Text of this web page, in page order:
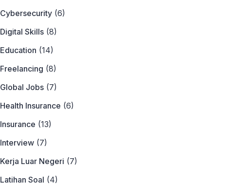
Cybersecurity (6)
Digital Skills (8)
Education (14)
Freelancing (8)
Global Jobs (7)
Health Insurance (6)
Insurance (13)
Interview (7)
Kerja Luar Negeri (7)
Latihan Soal (4)